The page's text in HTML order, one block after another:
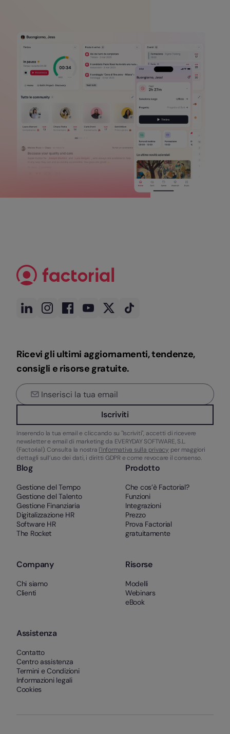
Ricevi gli ultimi aggiornamenti, tendenze,
consigli e risorse gratuite.
Iscriviti
Inserendo la tua email e cliccando su "Iscriviti", accetti di ricevere
newsletter e email di marketing da EVERYDAY SOFTWARE, S.L.
(Factorial). Consulta la nostra l'Informativa sulla privacy per maggiori
dettagli sull’uso dei dati, i diritti GDPR e come revocare il consenso.
Blog
Gestione del Tempo
Gestione del Talento
Gestione Finanziaria
Digitalizzazione HR
Software HR
The Rocket
Prodotto
Che cos’è Factorial?
Funzioni
Integrazioni
Prezzo
Prova Factorial
gratuitamente
Company
Chi siamo
Clienti
Risorse
Modelli
Webinars
eBook
Assistenza
Contatto
Centro assistenza
Termini e Condizioni
Informazioni legali
Cookies